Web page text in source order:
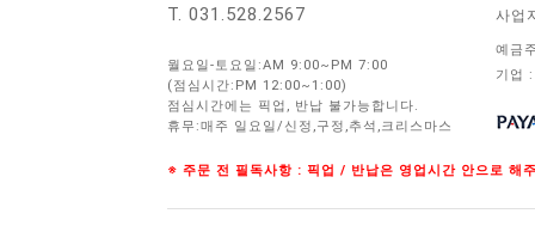
T. 031.528.2567
월요일-토요일:AM 9:00~PM 7:00
(점심시간:PM 12:00~1:00)
점심시간에는 픽업, 반납 불가능합니다.
휴무:매주 일요일/신정,구정,추석,크리스마스
사업
예금
기업
※ 주문 전 필독사항 : 픽업 / 반납은 영업시간 안으로 해